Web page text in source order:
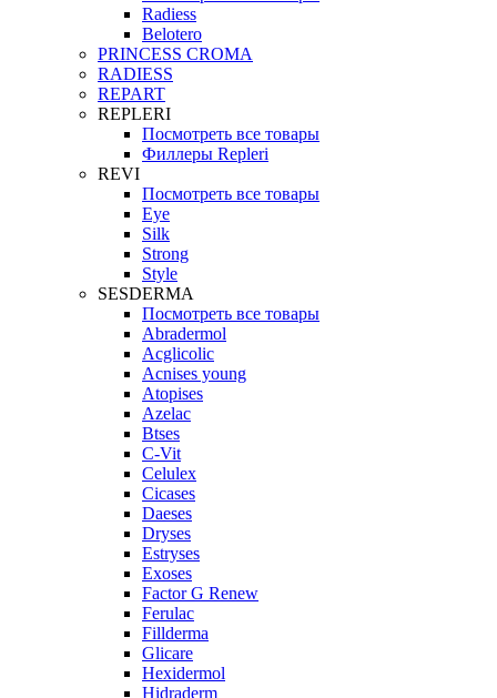
Radiess
Belotero
PRINCESS CROMA
RADIESS
REPART
REPLERI
Посмотреть все товары
Филлеры Repleri
REVI
Посмотреть все товары
Eye
Silk
Strong
Style
SESDERMA
Посмотреть все товары
Abradermol
Acglicolic
Acnises young
Atopises
Azelac
Btses
C-Vit
Celulex
Cicases
Daeses
Dryses
Estryses
Exoses
Factor G Renew
Ferulac
Fillderma
Glicare
Hexidermol
Hidraderm